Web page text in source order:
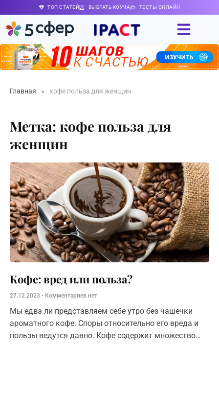
ТОП СТАТЕЙ ВЫБРАТЬ КОУЧА ТЕСТЫ ОНЛАЙН
Главная » кофе польза для женщин
Метка: кофе польза для
женщин
Кофе: вред или польза?
27.12.2023 Комментариев нет
Мы едва ли представляем себе утро без чашечки
ароматного кофе. Споры относительно его вреда и
пользы ведутся давно. Кофе содержит множество